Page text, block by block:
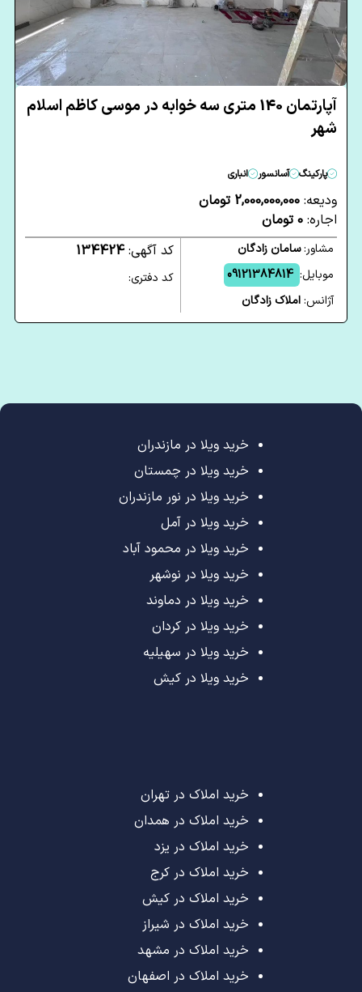
آپارتمان 140 متری سه خوابه در موسی کاظم اسلام
شهر
پارکینگ آسانسور انباری
ودیعه: 2,000,000,000 تومان
اجاره: 0 تومان
مشاور:سامان زادگان
موبایل: 09121384814
آژانس:املاک زادگان
کد آگهی: 134424
کد دفتری:
خرید ویلا در مازندران
خرید ویلا در چمستان
خرید ویلا در نور مازندران
خرید ویلا در آمل
خرید ویلا در محمود آباد
خرید ویلا در نوشهر
خرید ویلا در دماوند
خرید ویلا در کردان
خرید ویلا در سهیلیه
خرید ویلا در کیش
خرید املاک در تهران
خرید املاک در همدان
خرید املاک در یزد
خرید املاک در کرج
خرید املاک در کیش
خرید املاک در شیراز
خرید املاک در مشهد
خرید املاک در اصفهان